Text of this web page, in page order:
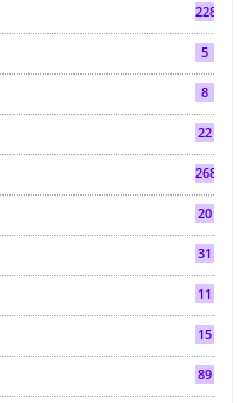
2286
5
8
22
268
20
31
11
15
89